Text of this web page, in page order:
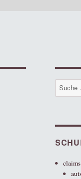
Suche
nach:
claims